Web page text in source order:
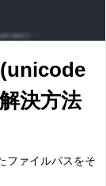
決方法
ファイルパスをそ